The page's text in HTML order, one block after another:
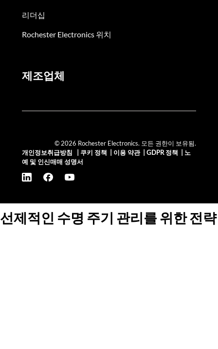
리더십
Rochester Electronics 위치
제조업체
© 2026 Rochester Electronics. 모든 권한이 보유됨.
개인정보취급방침
쿠키 정책 이용 약관| GDPR 정책
노
예 및 인신매매 성명서
선제적인 수명 주기 관리를 위한 전략